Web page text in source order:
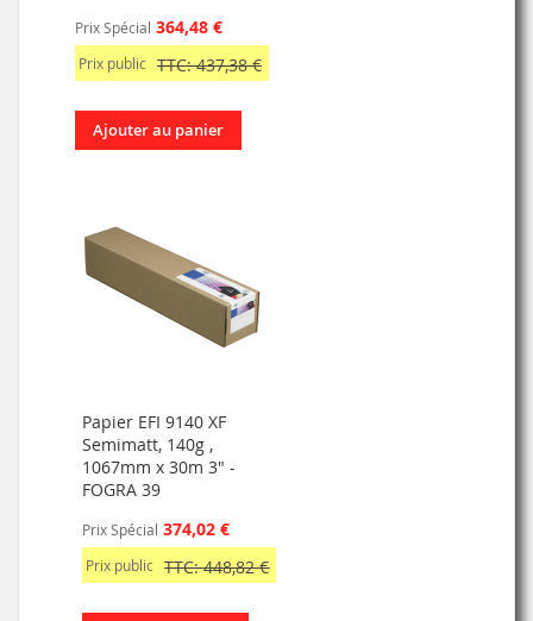
Prix Spécial 364,48 €
Prix public TTC: 437,38 €
Ajouter au panier
Papier EFI 9140 XF
Semimatt, 140g ,
1067mm x 30m 3" -
FOGRA 39
Prix Spécial 374,02 €
Prix public TTC: 448,82 €